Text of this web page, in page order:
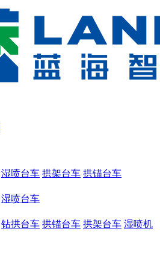
湿喷台车 拱架台车 拱锚台车
湿喷台车
钻拱台车 拱锚台车 拱架台车 湿喷机